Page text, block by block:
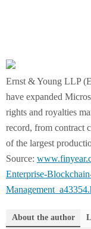
Ernst & Young LLP
have expanded
rights and royalties
record, from contract
of the largest
Source:
Enterprise-
About the author